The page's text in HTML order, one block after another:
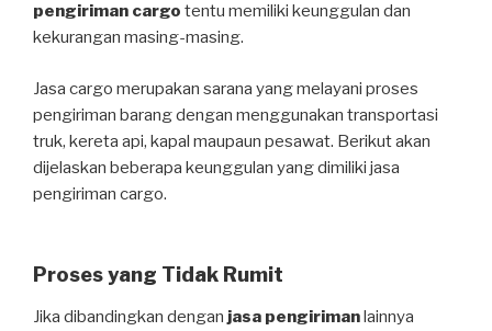
pengiriman cargo tentu memiliki keunggulan dan
kekurangan masing-masing.
Jasa cargo merupakan sarana yang melayani proses
pengiriman barang dengan menggunakan transportasi
truk, kereta api, kapal maupaun pesawat. Berikut akan
dijelaskan beberapa keunggulan yang dimiliki jasa
pengiriman cargo.
Proses yang Tidak Rumit
Jika dibandingkan dengan jasa pengirimanlainnya